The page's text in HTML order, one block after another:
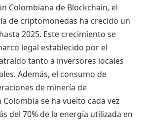
Colombiana de Blockchain, el
de criptomonedas ha crecido un
2025. Este crecimiento se
legal establecido por el
tanto a inversores locales
Además, el consumo de
de minería de
se ha vuelto cada vez
del 70% de la energía utilizada en